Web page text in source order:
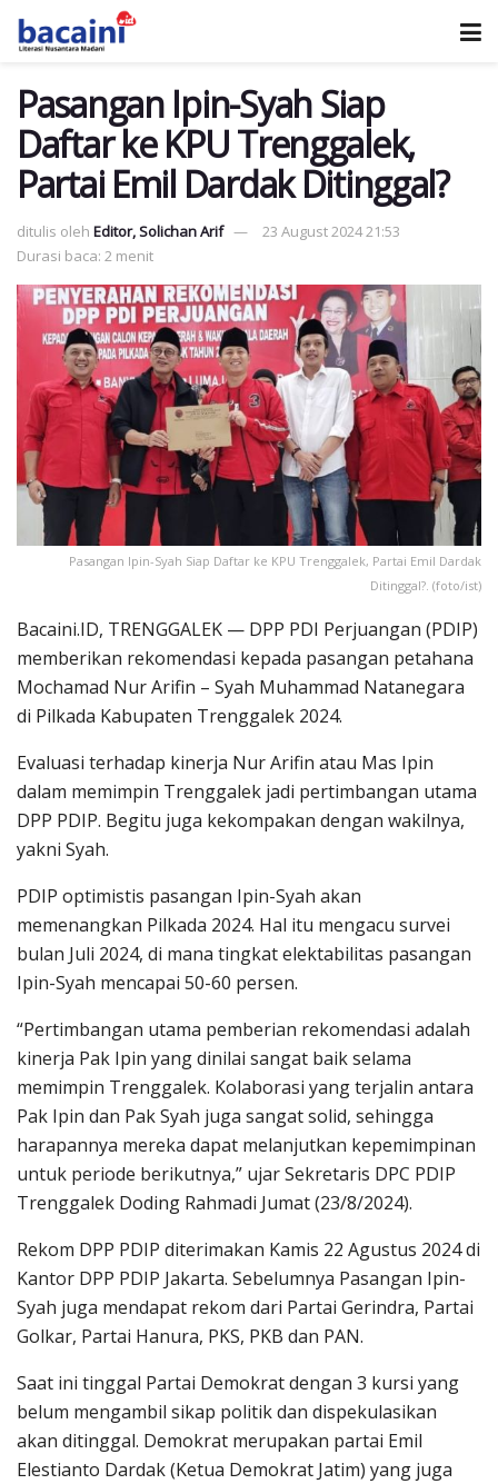
Pasangan Ipin-Syah Siap
Daftar ke KPU Trenggalek,
Partai Emil Dardak Ditinggal?
ditulis oleh Editor, Solichan Arif
23 August 2024 21:53
Durasi baca: 2 menit
Pasangan Ipin-Syah Siap Daftar ke KPU Trenggalek, Partai Emil Dardak
Ditinggal?. (foto/ist)
Bacaini.ID, TRENGGALEK — DPP PDI Perjuangan (PDIP)
memberikan rekomendasi kepada pasangan petahana
Mochamad Nur Arifin – Syah Muhammad Natanegara
di Pilkada Kabupaten Trenggalek 2024.
Evaluasi terhadap kinerja Nur Arifin atau Mas Ipin
dalam memimpin Trenggalek jadi pertimbangan utama
DPP PDIP. Begitu juga kekompakan dengan wakilnya,
yakni Syah.
PDIP optimistis pasangan Ipin-Syah akan
memenangkan Pilkada 2024. Hal itu mengacu survei
bulan Juli 2024, di mana tingkat elektabilitas pasangan
Ipin-Syah mencapai 50-60 persen.
“Pertimbangan utama pemberian rekomendasi adalah
kinerja Pak Ipin yang dinilai sangat baik selama
memimpin Trenggalek. Kolaborasi yang terjalin antara
Pak Ipin dan Pak Syah juga sangat solid, sehingga
harapannya mereka dapat melanjutkan kepemimpinan
untuk periode berikutnya,” ujar Sekretaris DPC PDIP
Trenggalek Doding Rahmadi Jumat (23/8/2024).
Rekom DPP PDIP diterimakan Kamis 22 Agustus 2024 di
Kantor DPP PDIP Jakarta. Sebelumnya Pasangan Ipin-
Syah juga mendapat rekom dari Partai Gerindra, Partai
Golkar, Partai Hanura, PKS, PKB dan PAN.
Saat ini tinggal Partai Demokrat dengan 3 kursi yang
belum mengambil sikap politik dan dispekulasikan
akan ditinggal. Demokrat merupakan partai Emil
Elestianto Dardak (Ketua Demokrat Jatim) yang juga